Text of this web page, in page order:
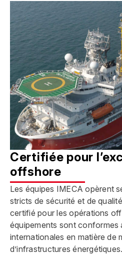
Certifiée pour
offshore
Les équipes IMECA opèrent
stricts de sécurité et de
certifié pour les opérations
équipements sont conformes
internationales en matière de
d’infrastructures énergétiques.